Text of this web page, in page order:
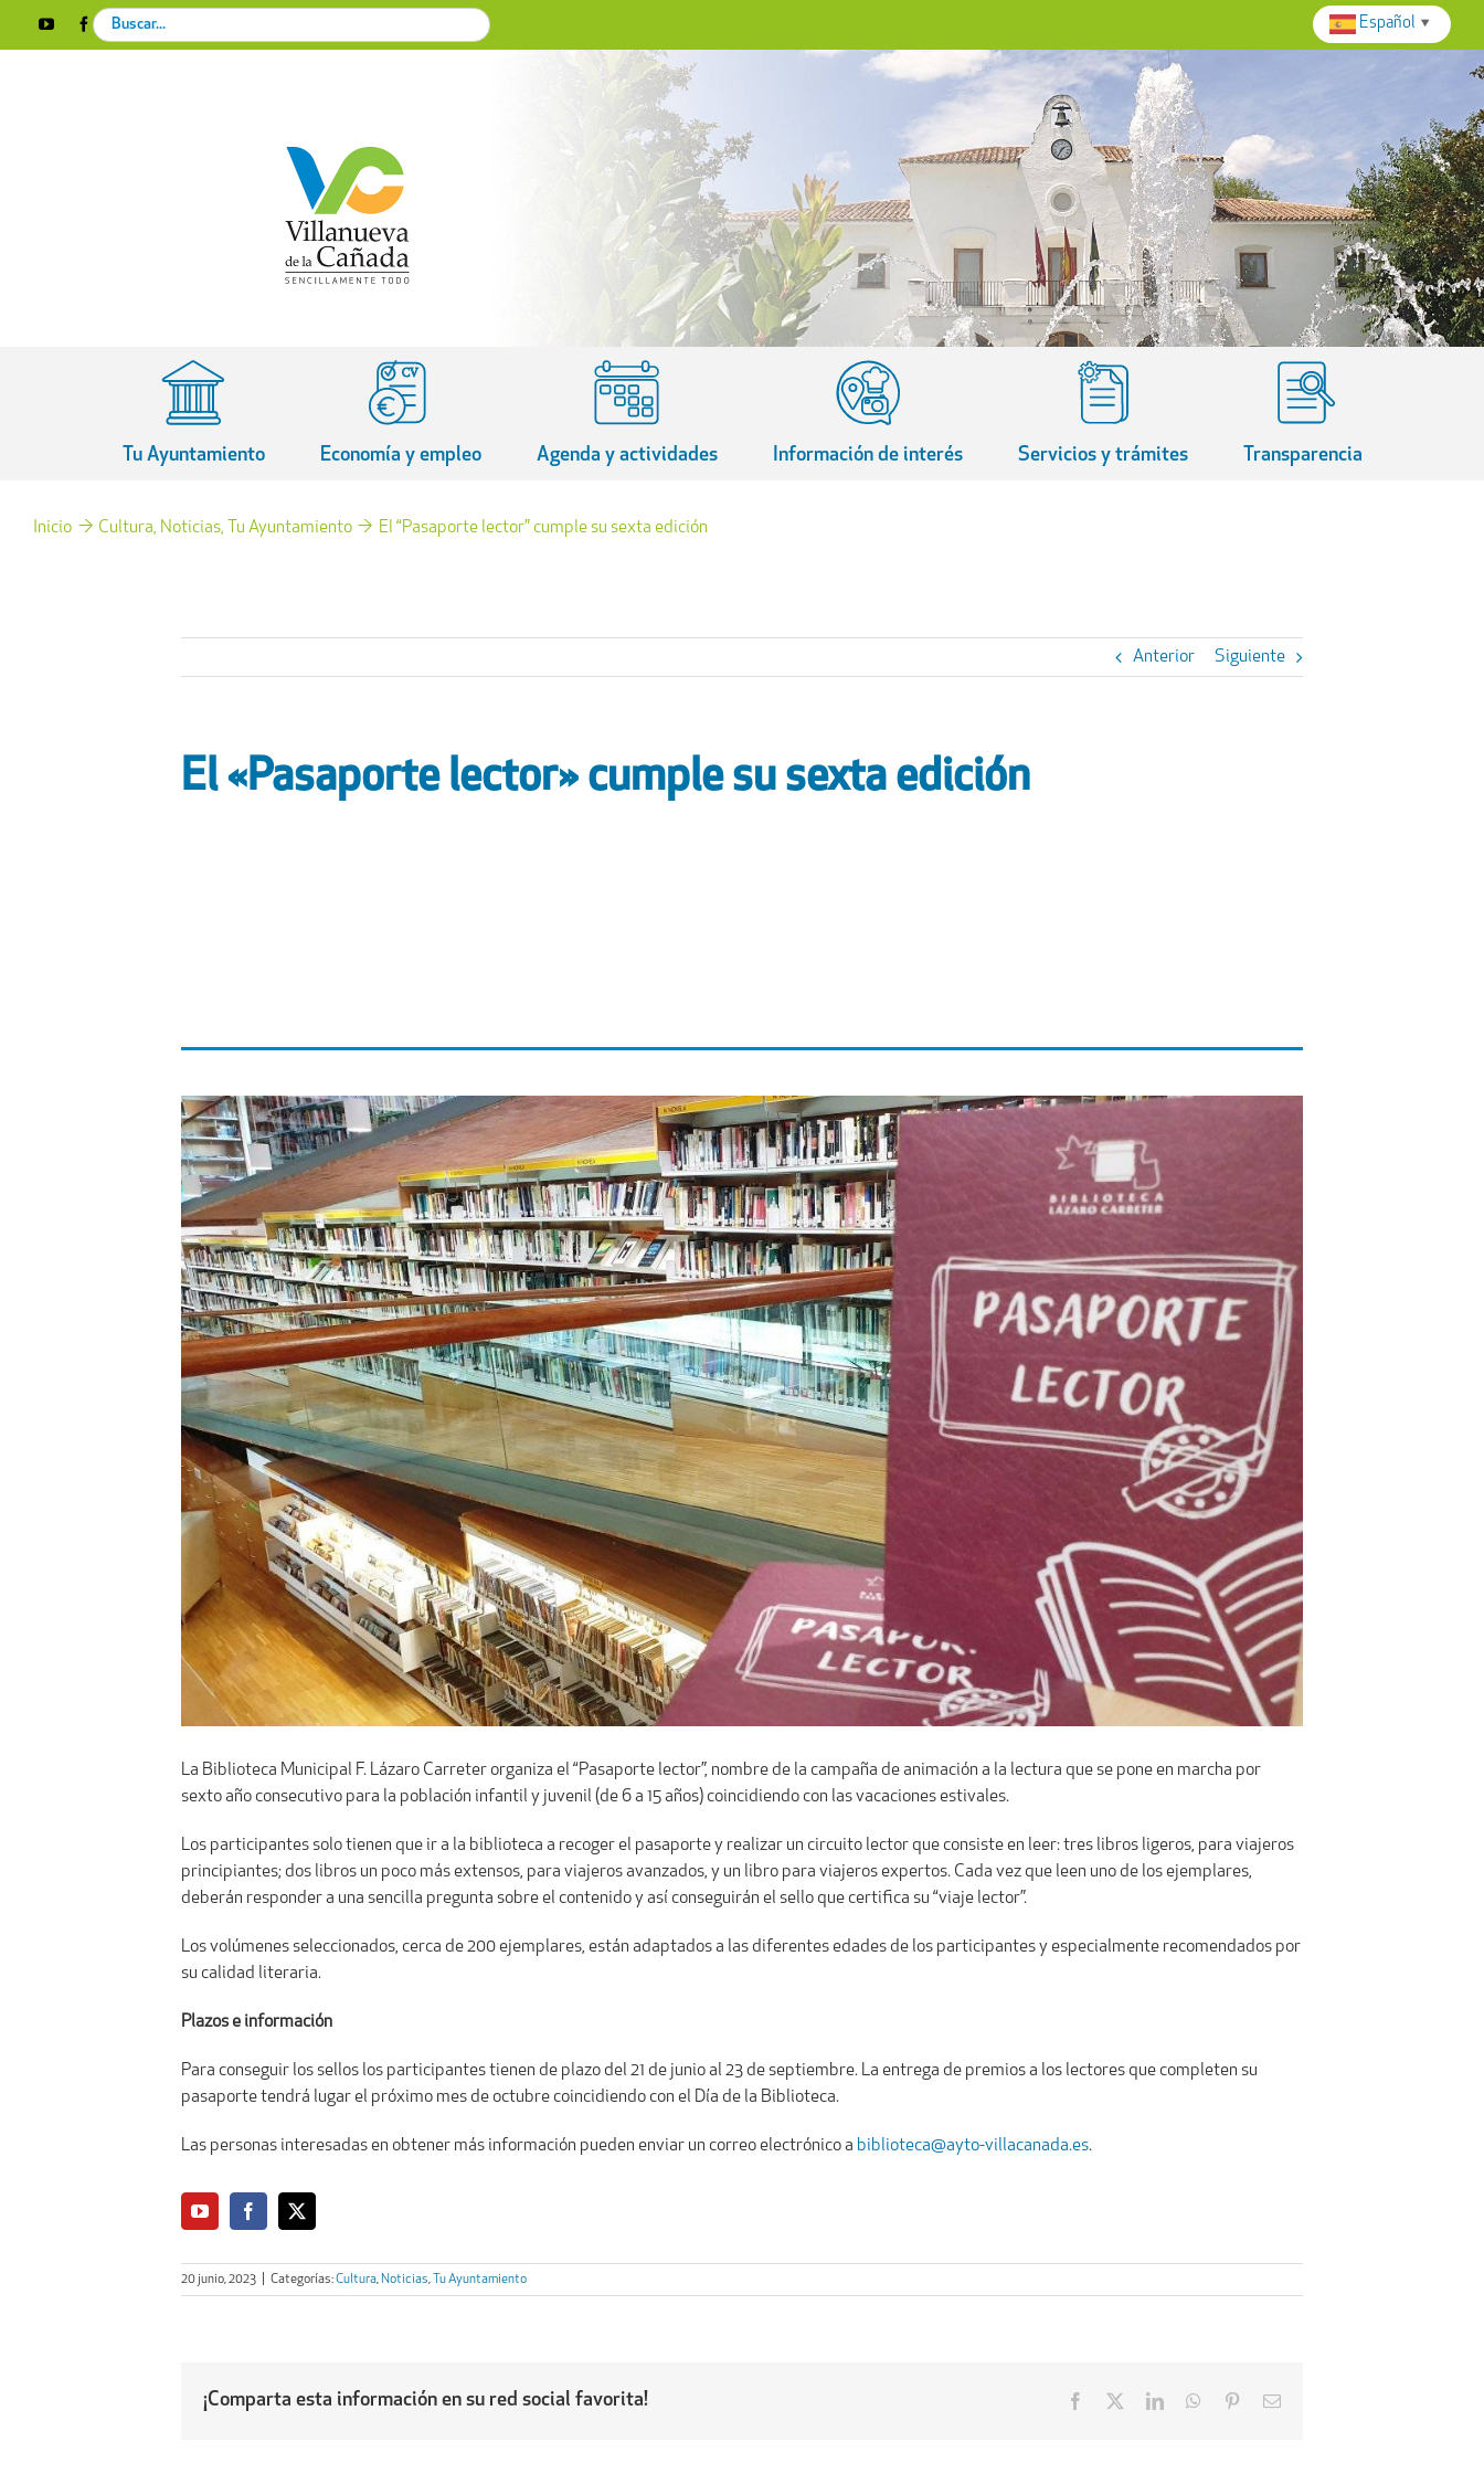
YouTubeFacebookInstagram
X
Search
for:
Tu Ayuntamiento Economía y empleo Agenda y actividades Información de interés Servicios y trámites Transparencia
Inicio Cultura Noticias Tu Ayuntamiento El “Pasaporte lector” cumple su sexta edición
Anterior Siguiente
El «Pasaporte lector» cumple su sexta edición
La Biblioteca Municipal F. Lázaro Carreter organiza el “Pasaporte lector”, nombre de la campaña de animación a la lectura que se pone en marcha por
sexto año consecutivo para la población infantil y juvenil (de 6 a 15 años) coincidiendo con las vacaciones estivales.
Los participantes solo tienen que ir a la biblioteca a recoger el pasaporte y realizar un circuito lector que consiste en leer: tres libros ligeros, para viajeros
principiantes; dos libros un poco más extensos, para viajeros avanzados, y un libro para viajeros expertos. Cada vez que leen uno de los ejemplares,
deberán responder a una sencilla pregunta sobre el contenido y así conseguirán el sello que certifica su “viaje lector”.
Los volúmenes seleccionados, cerca de 200 ejemplares, están adaptados a las diferentes edades de los participantes y especialmente recomendados por
su calidad literaria.
Plazos e información
Para conseguir los sellos los participantes tienen de plazo del 21 de junio al 23 de septiembre. La entrega de premios a los lectores que completen su
pasaporte tendrá lugar el próximo mes de octubre coincidiendo con el Día de la Biblioteca.
Las personas interesadas en obtener más información pueden enviar un correo electrónico a biblioteca@ayto-villacanada.es.
20 junio, 2023 Categorías:Cultura, Noticias, Tu Ayuntamiento
¡Comparta esta información en su red social favorita! Facebook LinkedInWhatsApp
PinterestEmail
Español ▼